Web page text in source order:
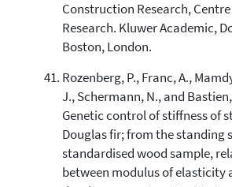
Construction Research,
Research. Kluwer Academic,
Boston, London.
Rozenberg, P., Franc, A.,
J., Schermann, N., and Bastien,
Genetic control of stiffness of
Douglas fir; from the standing
standardised wood sample,
between modulus of elasticity